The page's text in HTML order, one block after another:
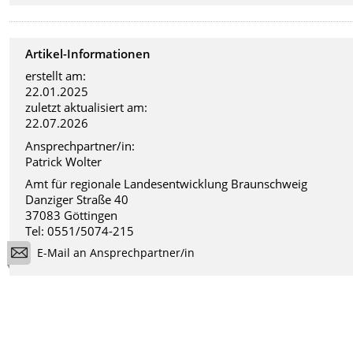
Artikel-Informationen
erstellt am:
22.01.2025
zuletzt aktualisiert am:
22.07.2026
Ansprechpartner/in:
Patrick Wolter
Amt für regionale Landesentwicklung Braunschweig
Danziger Straße 40
37083 Göttingen
Tel: 0551/5074-215
E-Mail an Ansprechpartner/in